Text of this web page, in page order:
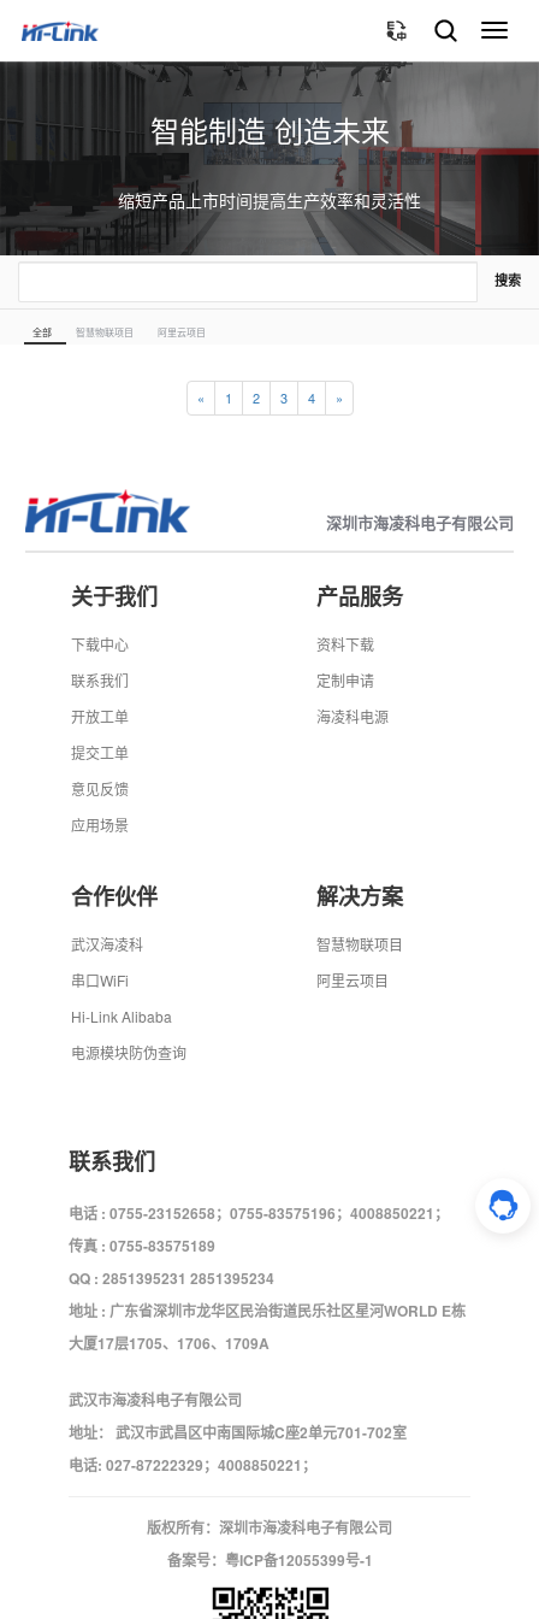
切
换
智能制造 创造未来
缩短产品上市时间提高生产效率和灵活性
搜索
全部 智慧物联项目 阿里云项目
« 1 2 3 4 »
深圳市海凌科电子有限公司
关于我们
下载中心
联系我们
开放工单
提交工单
意见反馈
应用场景
产品服务
资料下载
定制申请
海凌科电源
合作伙伴
武汉海凌科
串口WiFi
Hi-Link Alibaba
电源模块防伪查询
解决方案
智慧物联项目
阿里云项目
联系我们
电话 : 0755-23152658；0755-83575196；4008850221；
传真 : 0755-83575189
QQ : 2851395231 2851395234
地址 : 广东省深圳市龙华区民治街道民乐社区星河WORLD E栋
大厦17层1705、1706、1709A
武汉市海凌科电子有限公司
地址： 武汉市武昌区中南国际城C座2单元701-702室
电话: 027-87222329；4008850221；
版权所有：深圳市海凌科电子有限公司
备案号： 粤ICP备12055399号-1